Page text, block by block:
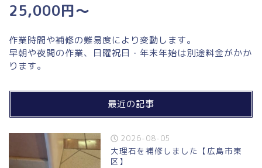
25,000円～
作業時間や補修の難易度により変動します。
早朝や夜間の作業、日曜祝日・年末年始は別途料金がかか
ります。
最近の記事
2026-08-05
大理石を補修しました【広島市東
区】